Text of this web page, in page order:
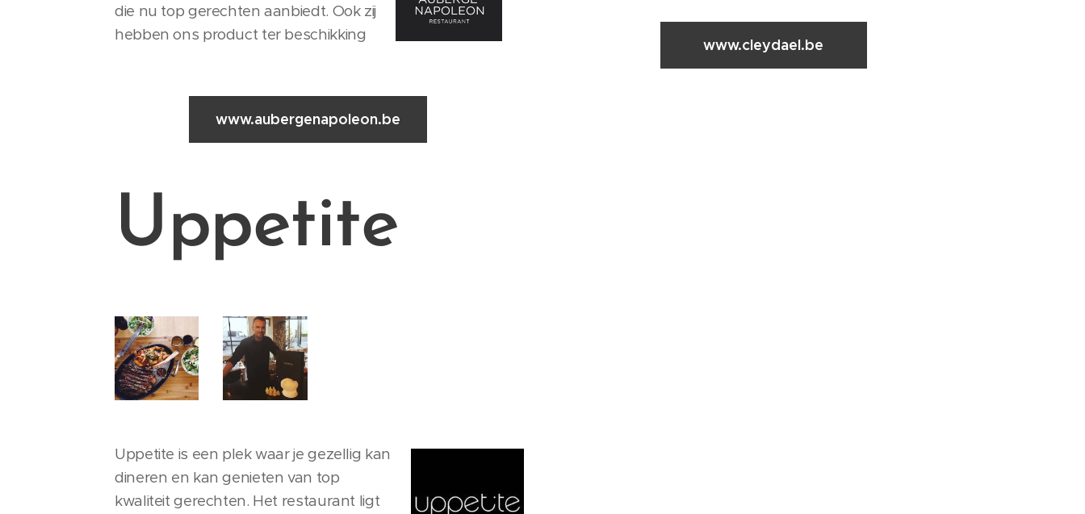
die nu top gerechten aanbiedt. Ook zij
hebben ons product ter beschikking
www.aubergenapoleon.be
Uppetite
Uppetite is een plek waar je gezellig kan
dineren en kan genieten van top
kwaliteit gerechten. Het restaurant ligt
www.cleydael.be